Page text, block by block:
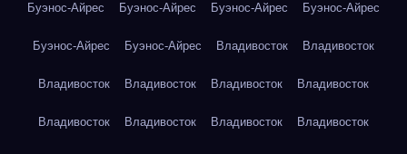
Буэнос-Айрес Буэнос-Айрес Буэнос-Айрес Буэнос-Айрес
Буэнос-Айрес Буэнос-Айрес Владивосток Владивосток
Владивосток Владивосток Владивосток Владивосток
Владивосток Владивосток Владивосток Владивосток